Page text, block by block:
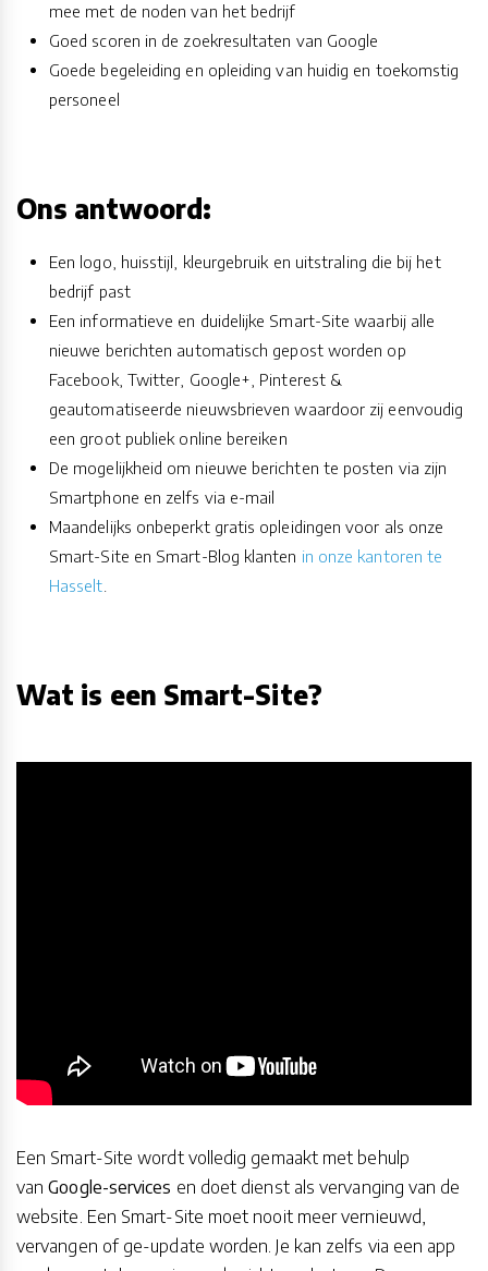
mee met de noden van het bedrijf
Goed scoren in de zoekresultaten van Google
Goede begeleiding en opleiding van huidig en toekomstig
personeel
Ons antwoord:
Een logo, huisstijl, kleurgebruik en uitstraling die bij het
bedrijf past
Een informatieve en duidelijke Smart-Site waarbij alle
nieuwe berichten automatisch gepost worden op
Facebook, Twitter, Google+, Pinterest &
geautomatiseerde nieuwsbrieven waardoor zij eenvoudig
een groot publiek online bereiken
De mogelijkheid om nieuwe berichten te posten via zijn
Smartphone en zelfs via e-mail
Maandelijks onbeperkt gratis opleidingen voor als onze
Smart-Site en Smart-Blog klanten in onze kantoren te
Hasselt
Wat is een Smart-Site?
Een Smart-Site wordt volledig gemaakt met behulp
vanGoogle-services en doet dienst als vervanging van de
website. Een Smart-Site moet nooit meer vernieuwd,
vervangen of ge-update worden. Je kan zelfs via een app